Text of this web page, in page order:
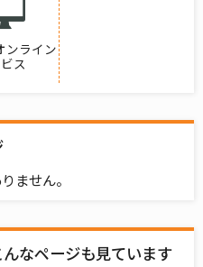
ンライン
ス
ません。
なページも見ています